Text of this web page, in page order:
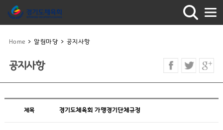
Home > 알림마당 > 공지사항
공지사항
제목 경기도체육회 가맹경기단체규정